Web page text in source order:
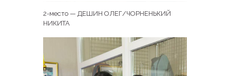
2-место — ДЕШИН ОЛЕГ/ЧОРНЕНЬКИЙ
НИКИТА